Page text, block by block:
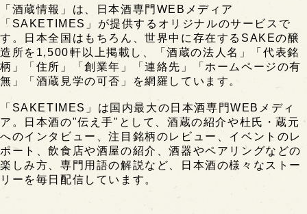
「酒蔵情報」は、日本酒専門WEBメディア
「SAKETIMES」が提供するオリジナルのサービスで
す。日本全国はもちろん、世界中に存在するSAKEの醸
造所を1,500軒以上掲載し、「酒蔵の法人名」「代表銘
柄」「住所」「創業年」「連絡先」「ホームページの有
無」「酒蔵見学の可否」を網羅しています。
「SAKETIMES」は国内最大の日本酒専門WEBメディ
ア。日本酒の"伝え手"として、酒蔵の紹介や杜氏・蔵元
へのインタビュー、注目銘柄のレビュー、イベントのレ
ポート、飲食店や酒屋の紹介、酒器やペアリングなどの
楽しみ方、専門用語の解説など、日本酒の様々なストー
リーを毎日配信しています。